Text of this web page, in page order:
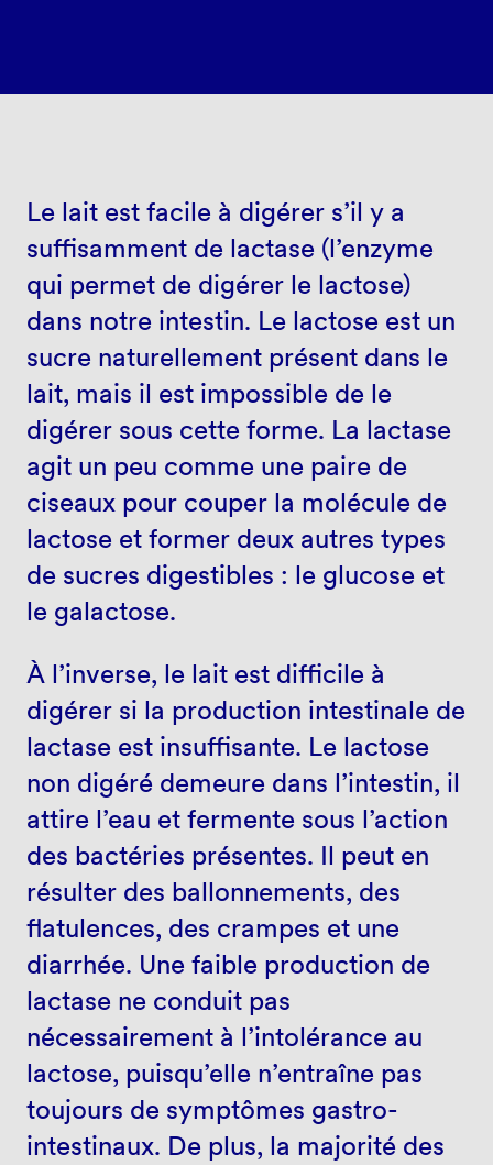
Le lait est facile à digérer s’il y a
suffisamment de lactase (l’enzyme
qui permet de digérer le lactose)
dans notre intestin. Le lactose est un
sucre naturellement présent dans le
lait, mais il est impossible de le
digérer sous cette forme. La lactase
agit un peu comme une paire de
ciseaux pour couper la molécule de
lactose et former deux autres types
de sucres digestibles : le glucose et
le galactose.
À l’inverse, le lait est difficile à
digérer si la production intestinale de
lactase est insuffisante. Le lactose
non digéré demeure dans l’intestin, il
attire l’eau et fermente sous l’action
des bactéries présentes. Il peut en
résulter des ballonnements, des
flatulences, des crampes et une
diarrhée. Une faible production de
lactase ne conduit pas
nécessairement à l’intolérance au
lactose, puisqu’elle n’entraîne pas
toujours de symptômes gastro-
intestinaux. De plus, la majorité des